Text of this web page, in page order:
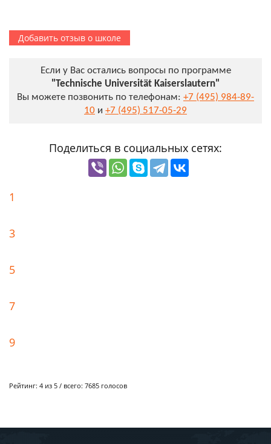
Добавить отзыв о школе
Если у Вас остались вопросы по программе
"Technische Universität Kaiserslautern"
Вы можете позвонить по телефонам: +7 (495) 984-89-
10 и +7 (495) 517-05-29
Поделиться в социальных сетях:
1
3
5
7
9
Рейтинг: 4 из 5 / всего: 7685 голосов